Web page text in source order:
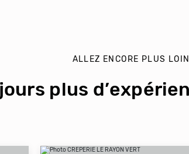
ALLEZ ENCORE PLUS LOIN
plus